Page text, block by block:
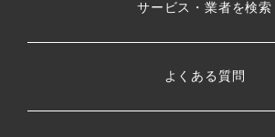
サービス・業者を検索
よくある質問